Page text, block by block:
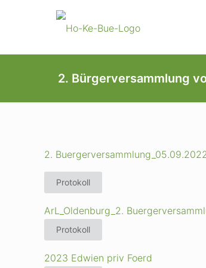
2. Bürgerversammlung
2.
Protokoll
ArL_Oldenburg_2.
Protokoll
2023 Edwien priv Foerd